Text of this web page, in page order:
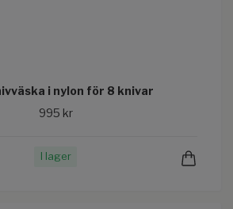
i nylon för 8 knivar
995 kr
I lager